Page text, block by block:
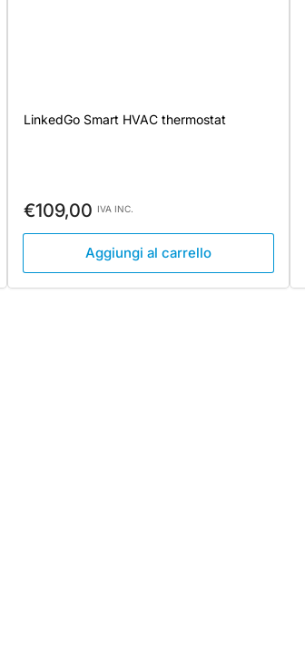
LinkedGo Smart HVAC thermostat
Prezzo
standard
€109,00 IVA INC.
Aggiungi al carrello